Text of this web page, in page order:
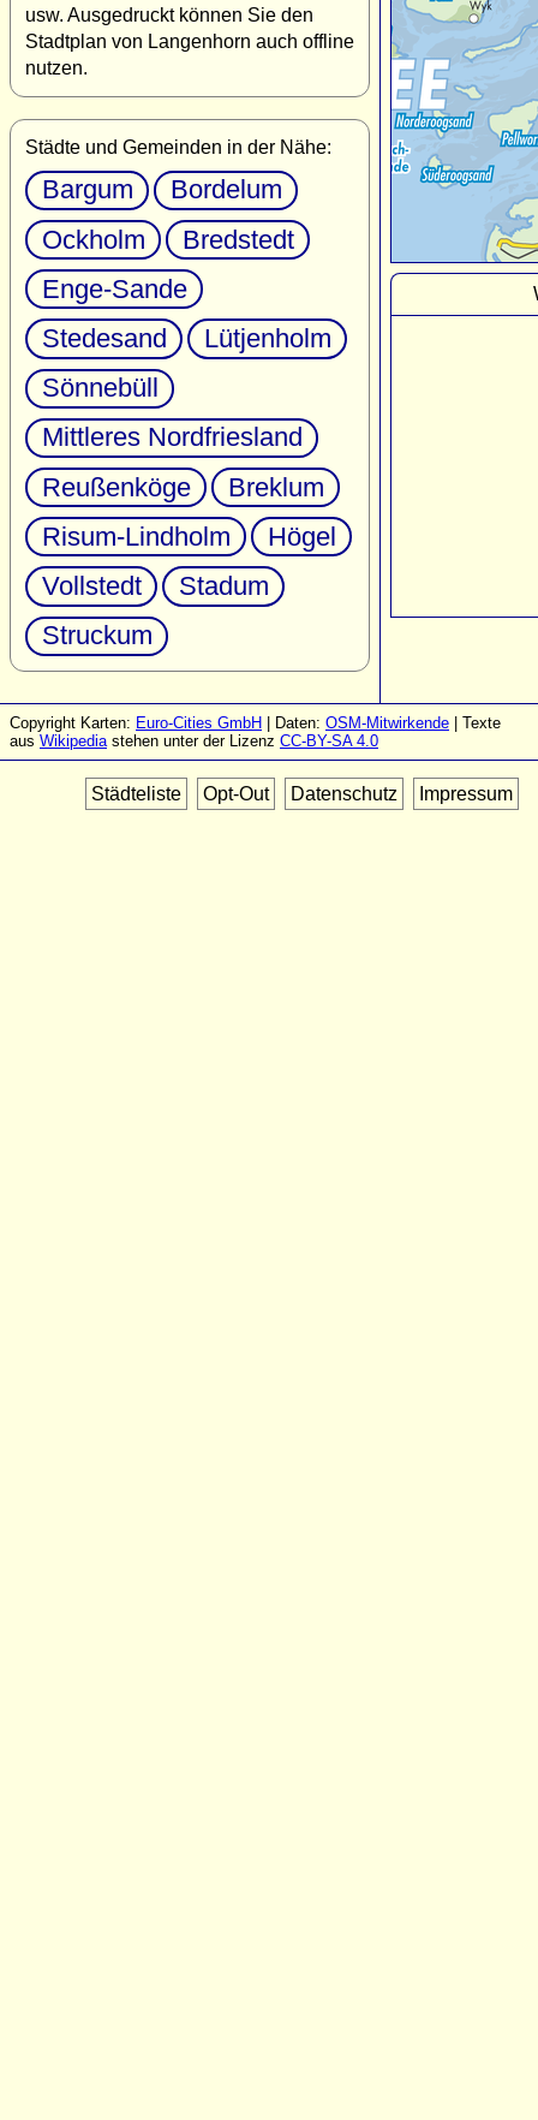
usw. Ausgedruckt können Sie den
Stadtplan von Langenhorn auch offline
nutzen.
Städte und Gemeinden in der Nähe:
Bargum
Bordelum
Ockholm
Bredstedt
Enge-Sande
Stedesand
Lütjenholm
Sönnebüll
Mittleres Nordfriesland
Reußenköge
Breklum
Risum-Lindholm
Högel
Vollstedt
Stadum
Struckum
Copyright Karten: Euro-Cities GmbH | Daten: OSM-Mitwirkende | Texte
aus Wikipediastehen unter der Lizenz CC-BY-SA 4.0
Städteliste Opt-Out Datenschutz Impressum